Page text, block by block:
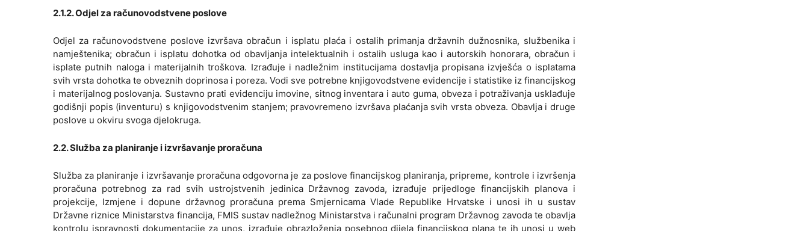
2.1.2. Odjel za računovodstvene poslove
Odjel za računovodstvene poslove izvršava obračun i isplatu plaća i ostalih primanja državnih dužnosnika, službenika i
namještenika; obračun i isplatu dohotka od obavljanja intelektualnih i ostalih usluga kao i autorskih honorara, obračun i
isplate putnih naloga i materijalnih troškova. Izrađuje i nadležnim institucijama dostavlja propisana izvješća o isplatama
svih vrsta dohotka te obveznih doprinosa i poreza. Vodi sve potrebne knjigovodstvene evidencije i statistike iz financijskog
i materijalnog poslovanja. Sustavno prati evidenciju imovine, sitnog inventara i auto guma, obveza i potraživanja usklađuje
godišnji popis (inventuru) s knjigovodstvenim stanjem; pravovremeno izvršava plaćanja svih vrsta obveza. Obavlja i druge
poslove u okviru svoga djelokruga.
2.2. Služba za planiranje i izvršavanje proračuna
Služba za planiranje i izvršavanje proračuna odgovorna je za poslove financijskog planiranja, pripreme, kontrole i izvršenja
proračuna potrebnog za rad svih ustrojstvenih jedinica Državnog zavoda, izrađuje prijedloge financijskih planova i
projekcije, Izmjene i dopune državnog proračuna prema Smjernicama Vlade Republike Hrvatske i unosi ih u sustav
Državne riznice Ministarstva financija, FMIS sustav nadležnog Ministarstva i računalni program Državnog zavoda te obavlja
kontrolu ispravnosti dokumentacije za unos, izrađuje obrazloženja posebnog dijela financijskog plana te ih unosi u web